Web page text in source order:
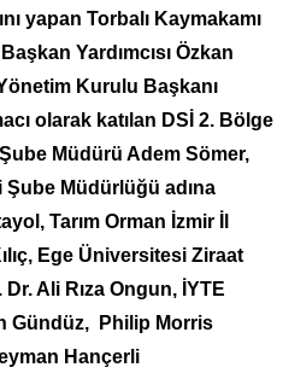
yapan Torbalı Kaymakamı
Yardımcısı Özkan
Kurulu Başkanı
olarak katılan DSİ 2. Bölge
Müdürü Adem Sömer,
Şube Müdürlüğü adına
Tarım Orman İzmir İl
Ege Üniversitesi Ziraat
Ali Rıza Ongun, İYTE
Gündüz, Philip Morris
Hançerli